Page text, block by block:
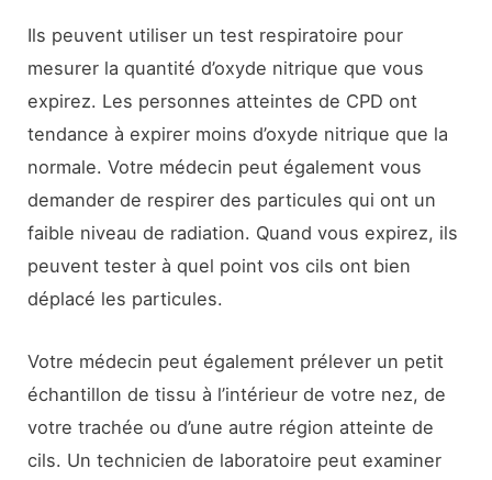
Ils peuvent utiliser un test respiratoire pour
mesurer la quantité d’oxyde nitrique que vous
expirez. Les personnes atteintes de CPD ont
tendance à expirer moins d’oxyde nitrique que la
normale. Votre médecin peut également vous
demander de respirer des particules qui ont un
faible niveau de radiation. Quand vous expirez, ils
peuvent tester à quel point vos cils ont bien
déplacé les particules.
Votre médecin peut également prélever un petit
échantillon de tissu à l’intérieur de votre nez, de
votre trachée ou d’une autre région atteinte de
cils. Un technicien de laboratoire peut examiner